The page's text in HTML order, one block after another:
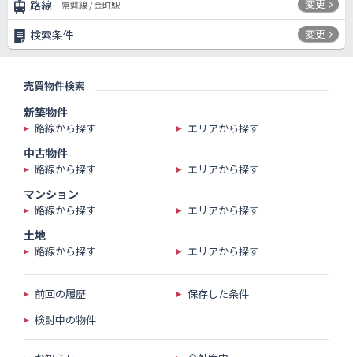
路線 常磐線 / 金町駅 変更
検索条件 変更
売買物件検索
新築物件
路線から探す エリアから探す
中古物件
路線から探す エリアから探す
マンション
路線から探す エリアから探す
土地
路線から探す エリアから探す
前回の履歴
保存した条件
検討中の物件